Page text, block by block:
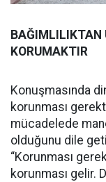
BAĞIMLILIKTAN
KORUMAKTIR
Konuşmasında
korunması
mücadelede
olduğunu dile
“Korunması
korunması gelir.